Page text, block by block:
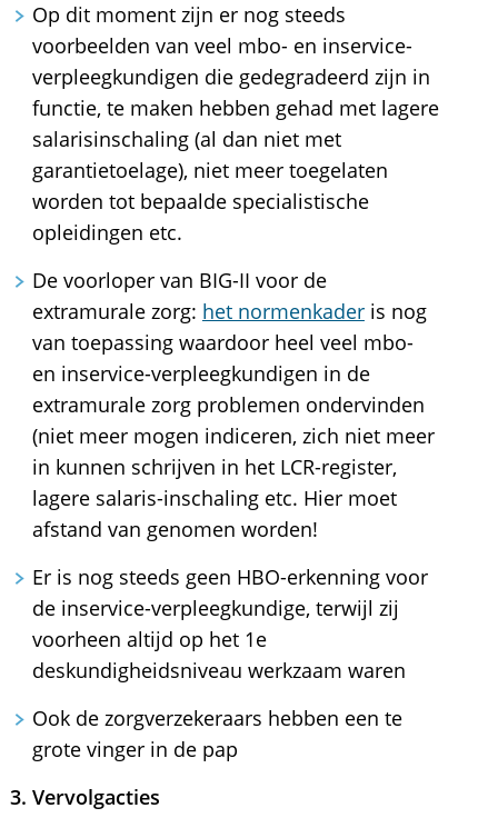
Op dit moment zijn er nog steeds
voorbeelden van veel mbo- en inservice-
verpleegkundigen die gedegradeerd zijn in
functie, te maken hebben gehad met lagere
salarisinschaling (al dan niet met
garantietoelage), niet meer toegelaten
worden tot bepaalde specialistische
opleidingen etc.
De voorloper van BIG-II voor de
extramurale zorg: het normenkaderis nog
van toepassing waardoor heel veel mbo-
en inservice-verpleegkundigen in de
extramurale zorg problemen ondervinden
(niet meer mogen indiceren, zich niet meer
in kunnen schrijven in het LCR-register,
lagere salaris-inschaling etc. Hier moet
afstand van genomen worden!
Er is nog steeds geen HBO-erkenning voor
de inservice-verpleegkundige, terwijl zij
voorheen altijd op het 1e
deskundigheidsniveau werkzaam waren
Ook de zorgverzekeraars hebben een te
grote vinger in de pap
3. Vervolgacties